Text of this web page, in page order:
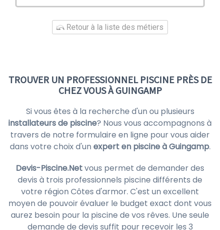
Retour à la liste des métiers
TROUVER UN PROFESSIONNEL PISCINE PRÈS DE
CHEZ VOUS À GUINGAMP
Si vous êtes à la recherche d'un ou plusieurs
installateurs de piscine? Nous vous accompagnons à
travers de notre formulaire en ligne pour vous aider
dans votre choix d'un expert en piscine à Guingamp.
Devis-Piscine.Netvous permet de demander des
devis à trois professionnels piscine différents de
votre région Côtes d'armor. C'est un excellent
moyen de pouvoir évaluer le budget exact dont vous
aurez besoin pour la piscine de vos rêves. Une seule
demande de devis suffit pour recevoir les 3